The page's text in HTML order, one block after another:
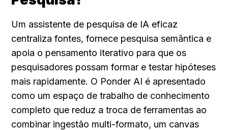
Um assistente de pesquisa de IA eficaz
centraliza fontes, fornece pesquisa semântica e
apoia o pensamento iterativo para que os
pesquisadores possam formar e testar hipóteses
mais rapidamente. O Ponder AI é apresentado
como um espaço de trabalho de conhecimento
completo que reduz a troca de ferramentas ao
combinar ingestão multi-formato, um canvas